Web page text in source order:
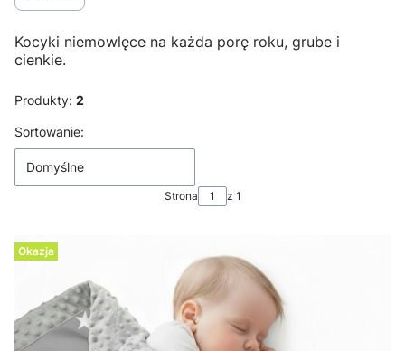
Kocyki niemowlęce na każda porę roku, grube i
cienkie.
Produkty: 2
Lista produktów
Sortowanie:
Domyślne
Strona z 1
Okazja